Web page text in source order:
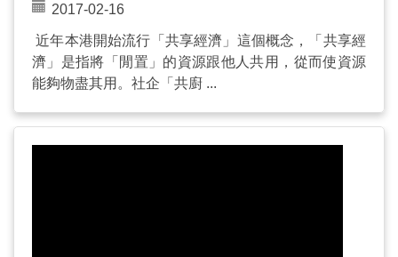
2017-02-16
近年本港開始流行「共享經濟」這個概念，「共享經
濟」是指將「閒置」的資源跟他人共用，從而使資源
能夠物盡其用。社企「共廚 ...